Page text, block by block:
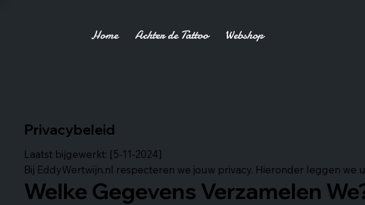
Home Achter de Tattoo Webshop
Privacybeleid
Laatst bijgewerkt: [5-11-2024]
Bij EddyWertwijn.nl respecteren we jouw privacy. Hieronder leggen
Welke Gegevens Verzamelen